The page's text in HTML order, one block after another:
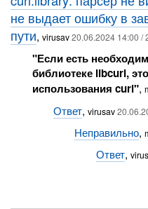
не выдает ошибку в
пути,virusav20.06.2024 14:00 /
"Если есть
библиотеке libcurl,
использования curl",
Ответ, virusav
Неправильно,
Ответ,